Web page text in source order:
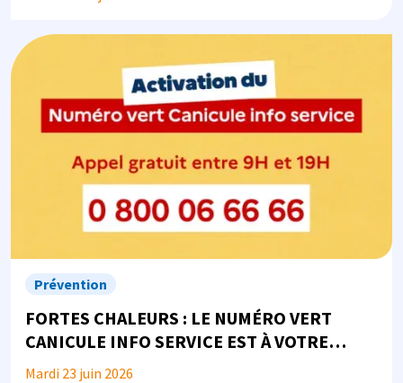
Image
Prévention
FORTES CHALEURS : LE NUMÉRO VERT
CANICULE INFO SERVICE EST À VOTRE
DISPOSITION
Mardi 23 juin 2026